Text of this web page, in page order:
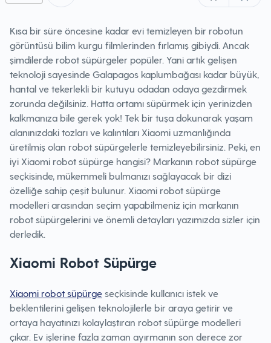
Kısa bir süre öncesine kadar evi temizleyen bir robotun
görüntüsü bilim kurgu filmlerinden fırlamış gibiydi. Ancak
şimdilerde robot süpürgeler popüler. Yani artık gelişen
teknoloji sayesinde Galapagos kaplumbağası kadar büyük,
hantal ve tekerlekli bir kutuyu odadan odaya gezdirmek
zorunda değilsiniz. Hatta ortamı süpürmek için yerinizden
kalkmanıza bile gerek yok! Tek bir tuşa dokunarak yaşam
alanınızdaki tozları ve kalıntıları Xiaomi uzmanlığında
üretilmiş olan robot süpürgelerle temizleyebilirsiniz. Peki, en
iyi Xiaomi robot süpürge hangisi? Markanın robot süpürge
seçkisinde, mükemmeli bulmanızı sağlayacak bir dizi
özelliğe sahip çeşit bulunur. Xiaomi robot süpürge
modelleri arasından seçim yapabilmeniz için markanın
robot süpürgelerini ve önemli detayları yazımızda sizler için
derledik.
Xiaomi Robot Süpürge
Xiaomi robot süpürge seçkisinde kullanıcı istek ve
beklentilerini gelişen teknolojilerle bir araya getirir ve
ortaya hayatınızı kolaylaştıran robot süpürge modelleri
çıkar. Ev işlerine fazla zaman ayırmanın son derece zor